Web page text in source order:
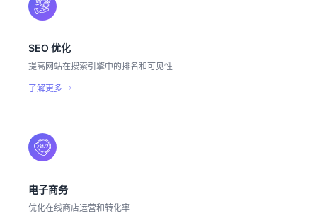
SEO 优化
提高网站在搜索引擎中的排名和可见性
了解更多
电子商务
优化在线商店运营和转化率